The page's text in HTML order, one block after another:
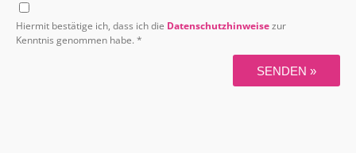
Hiermit bestätige ich, dass ich die Datenschutzhinweisezur
Kenntnis genommen habe. *
SENDEN »